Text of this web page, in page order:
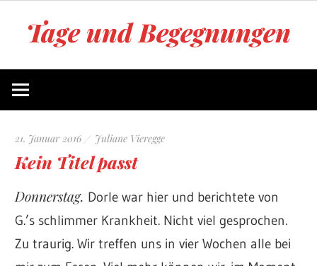
Tage und Begegnungen
von
21. Januar 2016 Juliane Vieregge
Kein Titel passt
Donnerstag. Dorle war hier und berichtete von
G.’s schlimmer Krankheit. Nicht viel gesprochen.
Zu traurig. Wir treffen uns in vier Wochen alle bei